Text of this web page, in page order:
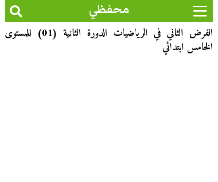
محفظي
الفرض الثاني في الرياضيات الدورة الثانية (01) للمستوى
الخامس ابتدائي